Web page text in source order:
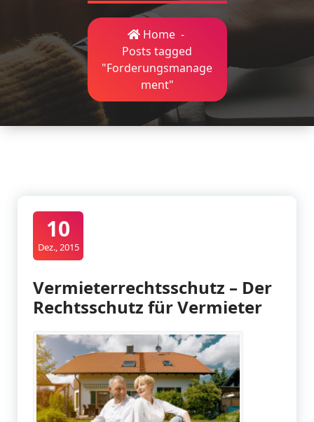
Home-
Posts tagged
"Forderungsmanage
ment"
10
Dez., 2015
Vermieterrechtsschutz – Der
Rechtsschutz für Vermieter